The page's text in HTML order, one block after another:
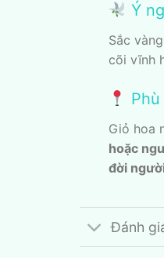
Ý
Sắc
cõi vĩnh
Giỏ hoa
hoặc
đời
Đánh